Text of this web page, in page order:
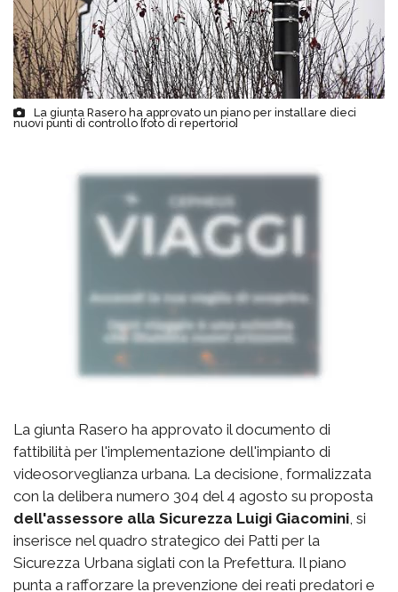
La giunta Rasero ha approvato un piano per installare dieci
nuovi punti di controllo [foto di repertorio]
La giunta Rasero ha approvato il documento di
fattibilità per l'implementazione dell'impianto di
videosorveglianza urbana. La decisione, formalizzata
con la delibera numero 304 del 4 agosto su proposta
dell'assessore alla Sicurezza Luigi Giacomini, si
inserisce nel quadro strategico dei Patti per la
Sicurezza Urbana siglati con la Prefettura. Il piano
punta a rafforzare la prevenzione dei reati predatori e